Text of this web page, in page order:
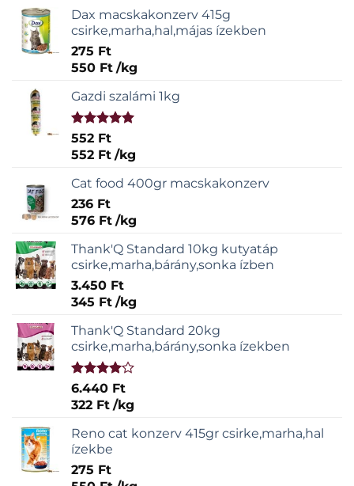
Dax macskakonzerv 415g
csirke,marha,hal,májas ízekben
275 Ft
550 Ft /kg
Gazdi szalámi 1kg
Értékelés:
5.00/ 5
552 Ft
552 Ft /kg
Cat food 400gr macskakonzerv
236 Ft
576 Ft /kg
Thank'Q Standard 10kg kutyatáp
csirke,marha,bárány,sonka ízben
3.450 Ft
345 Ft /kg
Thank'Q Standard 20kg
csirke,marha,bárány,sonka ízekben
Értékelés:
4.00 / 5
6.440 Ft
322 Ft /kg
Reno cat konzerv 415gr csirke,marha,hal
ízekbe
275 Ft